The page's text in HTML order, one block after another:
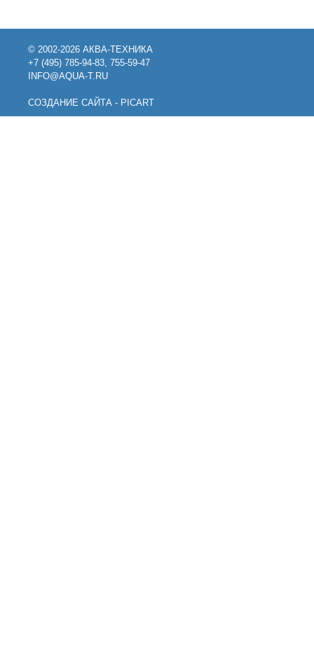
© 2002-2026 АКВА-ТЕХНИКА
+7 (495) 785-94-83, 755-59-47
INFO@AQUA-T.RU
СОЗДАНИЕ САЙТА - PICART